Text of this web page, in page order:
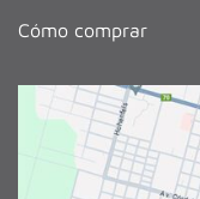
Cómo comprar